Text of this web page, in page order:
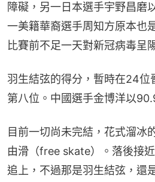
障礙，另一日本選手宇野昌磨
一美籍華裔選手周知方原本也
比賽前不足一天對新冠病毒呈
羽生結弦的得分，暫時在24位
第八位。中國選手金博洋以
目前一切尚未完結，花式溜冰
由滑（free skate）。落後接
追上，不過那是羽生結弦，還